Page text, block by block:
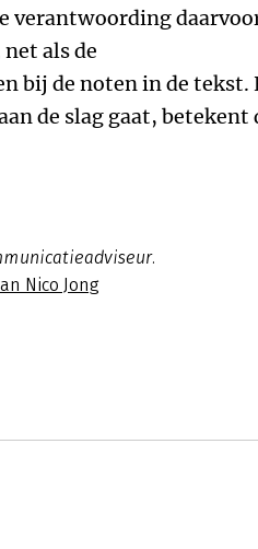
verantwoording
als de
bij de noten in de tekst.
de slag gaat, betekent
Nico Jong